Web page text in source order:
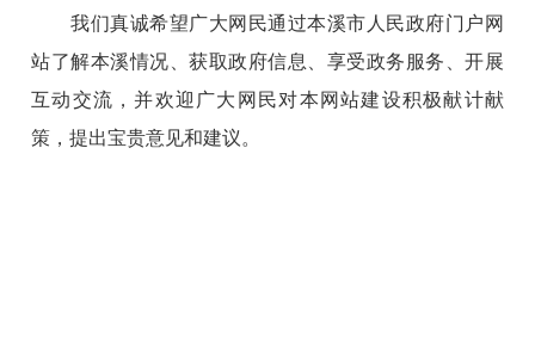
我们真诚希望广大网民通过本溪市人民政府门户网
站了解本溪情况、获取政府信息、享受政务服务、开展
互动交流，并欢迎广大网民对本网站建设积极献计献
策，提出宝贵意见和建议。